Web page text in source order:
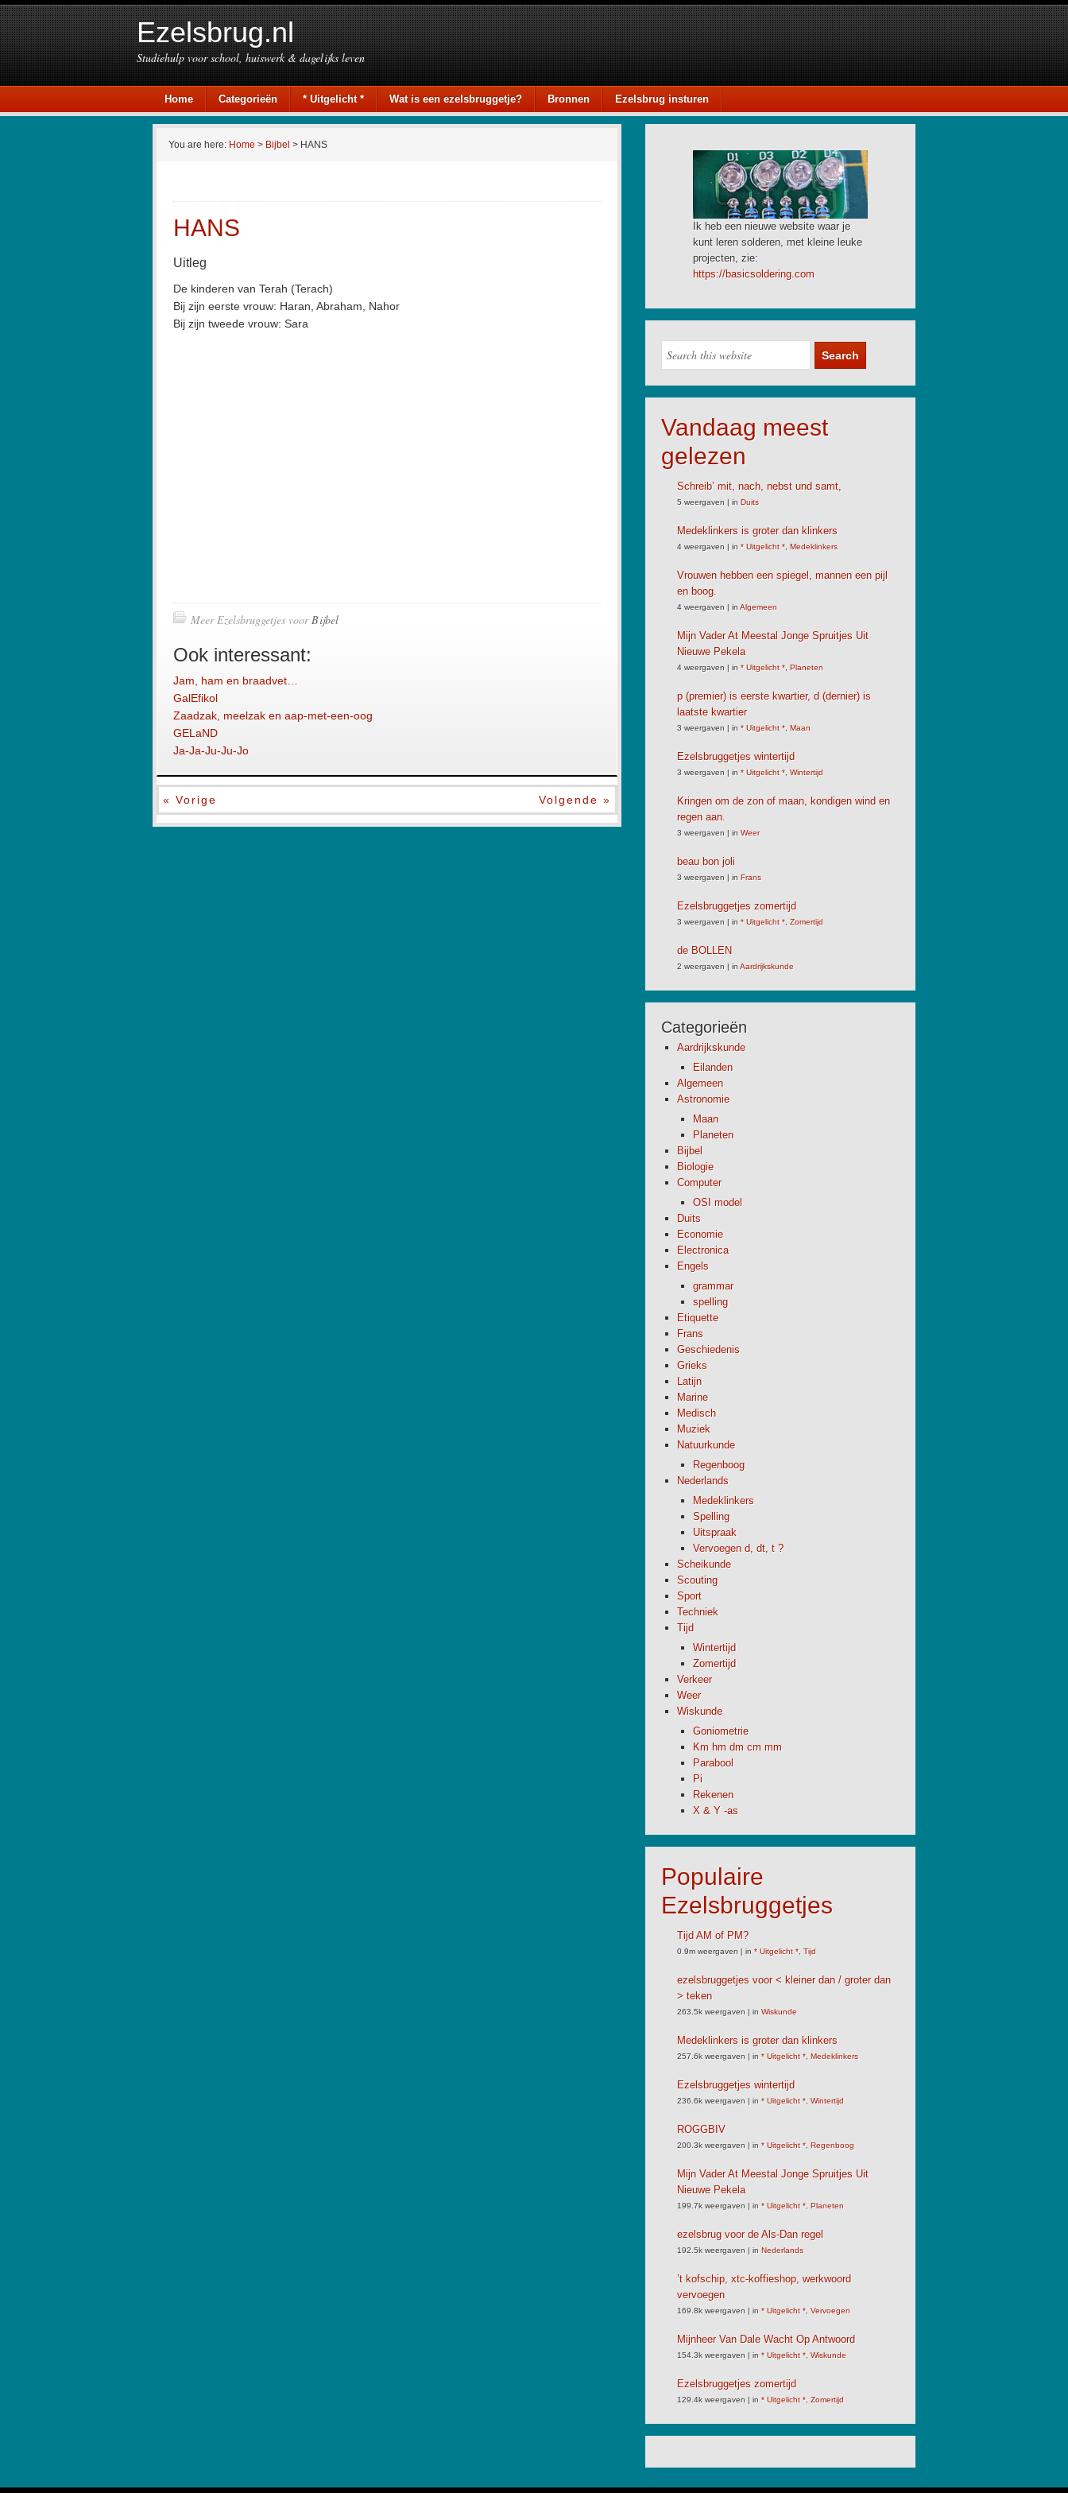
Ezelsbrug.nl
Studiehulp voor school, huiswerk & dagelijks leven
Home Categorieën * Uitgelicht * Wat is een ezelsbruggetje? Bronnen Ezelsbrug insturen
You are here: Home > Bijbel > HANS
HANS
Uitleg
De kinderen van Terah (Terach)
Bij zijn eerste vrouw: Haran, Abraham, Nahor
Bij zijn tweede vrouw: Sara
Meer Ezelsbruggetjes voorBijbel
Ook interessant:
Jam, ham en braadvet…
GalEfikol
Zaadzak, meelzak en aap-met-een-oog
GELaND
Ja-Ja-Ju-Ju-Jo
« Vorige Volgende »
Ik heb een nieuwe website waar je
kunt leren solderen, met kleine leuke
projecten, zie:
https://basicsoldering.com
Vandaag meest
gelezen
Schreib’ mit, nach, nebst und samt,
5 weergaven | in Duits
Medeklinkers is groter dan klinkers
4 weergaven | in * Uitgelicht *, Medeklinkers
Vrouwen hebben een spiegel, mannen een pijl
en boog.
4 weergaven | in Algemeen
Mijn Vader At Meestal Jonge Spruitjes Uit
Nieuwe Pekela
4 weergaven | in * Uitgelicht *, Planeten
p (premier) is eerste kwartier, d (dernier) is
laatste kwartier
3 weergaven | in * Uitgelicht *, Maan
Ezelsbruggetjes wintertijd
3 weergaven | in * Uitgelicht *, Wintertijd
Kringen om de zon of maan, kondigen wind en
regen aan.
3 weergaven | in Weer
beau bon joli
3 weergaven | in Frans
Ezelsbruggetjes zomertijd
3 weergaven | in * Uitgelicht *, Zomertijd
de BOLLEN
2 weergaven | in Aardrijkskunde
Categorieën
Aardrijkskunde
Eilanden
Algemeen
Astronomie
Maan
Planeten
Bijbel
Biologie
Computer
OSI model
Duits
Economie
Electronica
Engels
grammar
spelling
Etiquette
Frans
Geschiedenis
Grieks
Latijn
Marine
Medisch
Muziek
Natuurkunde
Regenboog
Nederlands
Medeklinkers
Spelling
Uitspraak
Vervoegen d, dt, t ?
Scheikunde
Scouting
Sport
Techniek
Tijd
Wintertijd
Zomertijd
Verkeer
Weer
Wiskunde
Goniometrie
Km hm dm cm mm
Parabool
Pi
Rekenen
X & Y -as
Populaire
Ezelsbruggetjes
Tijd AM of PM?
0.9m weergaven | in * Uitgelicht *, Tijd
ezelsbruggetjes voor < kleiner dan / groter dan
> teken
263.5k weergaven | in Wiskunde
Medeklinkers is groter dan klinkers
257.6k weergaven | in * Uitgelicht *, Medeklinkers
Ezelsbruggetjes wintertijd
236.6k weergaven | in * Uitgelicht *, Wintertijd
ROGGBIV
200.3k weergaven | in * Uitgelicht *, Regenboog
Mijn Vader At Meestal Jonge Spruitjes Uit
Nieuwe Pekela
199.7k weergaven | in * Uitgelicht *, Planeten
ezelsbrug voor de Als-Dan regel
192.5k weergaven | in Nederlands
’t kofschip, xtc-koffieshop, werkwoord
vervoegen
169.8k weergaven | in * Uitgelicht *, Vervoegen
Mijnheer Van Dale Wacht Op Antwoord
154.3k weergaven | in * Uitgelicht *, Wiskunde
Ezelsbruggetjes zomertijd
129.4k weergaven | in * Uitgelicht *, Zomertijd